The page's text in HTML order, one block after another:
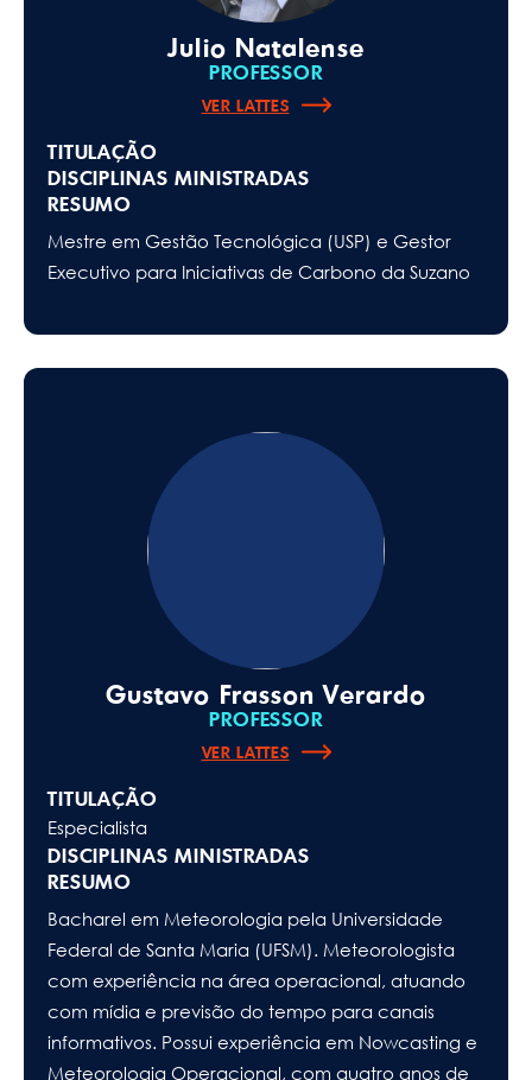
Julio Natalense
PROFESSOR
VER LATTES
TITULAÇÃO
DISCIPLINAS MINISTRADAS
RESUMO
Mestre em Gestão Tecnológica (USP) e Gestor
Executivo para Iniciativas de Carbono da Suzano
Gustavo Frasson Verardo
PROFESSOR
VER LATTES
TITULAÇÃO
Especialista
DISCIPLINAS MINISTRADAS
RESUMO
Bacharel em Meteorologia pela Universidade
Federal de Santa Maria (UFSM). Meteorologista
com experiência na área operacional, atuando
com mídia e previsão do tempo para canais
informativos. Possui experiência em Nowcasting e
Meteorologia Operacional, com quatro anos de